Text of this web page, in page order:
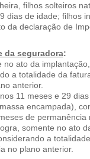
filhos solteiros
dias de idade; filhos
da declaração de
da seguradora:
no ato da
a totalidade da
anterior.
11 meses e 29
encampada),
de permanência
somente no ato
a
no plano anterior.